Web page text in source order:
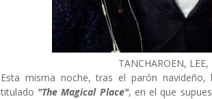
TANCHAROEN, LEE,
Esta misma noche, tras el parón
titulado "The Magical Place", en el que